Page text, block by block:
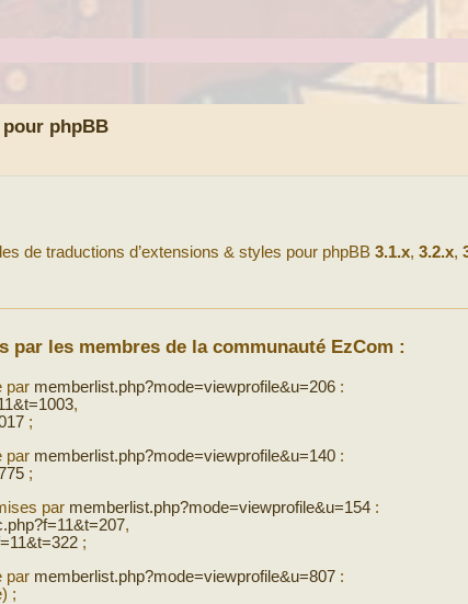
pour phpBB
de traductions d’extensions & styles pour phpBB 3.1.x, 3.2.x,
les membres de la communauté EzCom :
par memberlist.php?mode=viewprofile&u=206 :
,
;
par memberlist.php?mode=viewprofile&u=140 :
;
par memberlist.php?mode=viewprofile&u=154 :
,
;
par memberlist.php?mode=viewprofile&u=807 :
;